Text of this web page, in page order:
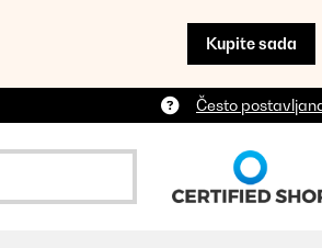
Kupite sada
Često